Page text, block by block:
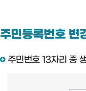
주민등록번호 변
주민번호 13자리 중